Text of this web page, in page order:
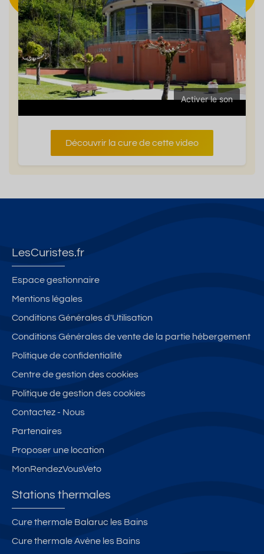
Activer le son
Découvrir la cure de cette video
LesCuristes.fr
Espace gestionnaire
Mentions légales
Conditions Générales d'Utilisation
Conditions Générales de vente de la partie hébergement
Politique de confidentialité
Centre de gestion des cookies
Politique de gestion des cookies
Contactez - Nous
Partenaires
Proposer une location
MonRendezVousVeto
Stations thermales
Cure thermale Balaruc les Bains
Cure thermale Avène les Bains